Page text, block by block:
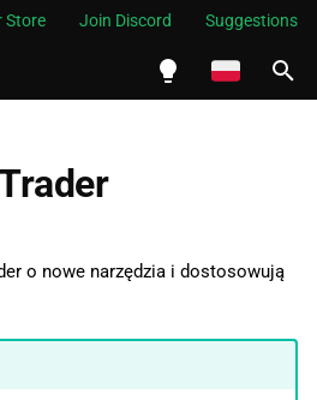
Store Join Discord Suggestions
Melayu
ภาษาไทย
o nowe narzędzia i dostosowują